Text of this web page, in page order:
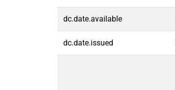
dc.date.available
dc.date.issued